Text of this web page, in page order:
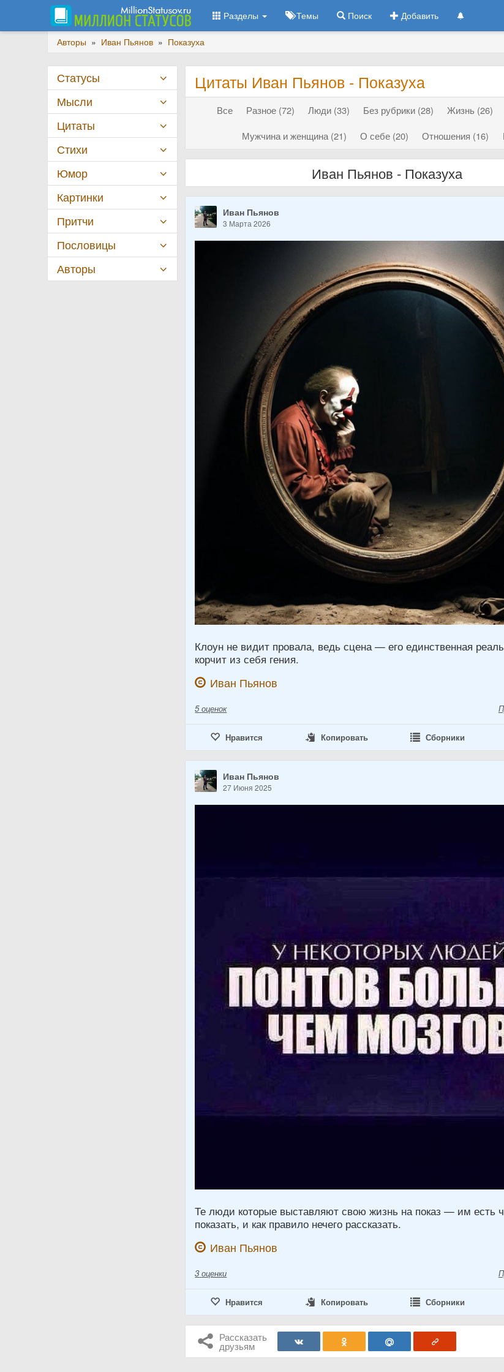
Разделы Темы Поиск Добавить
Авторы » Иван Пьянов » Показуха
Цитаты Иван Пьянов - Показуха
Все Разное (72) Люди (33) Без рубрики (28) Жизнь (26)
Мужчина и женщина (21)
О себе (20) Отношения (16)
Иван Пьянов - Показуха
Иван Пьянов
3 Марта 2026
Клоун не видит провала, ведь сцена — его единственная
корчит из себя гения.
Иван Пьянов
5 оценок
Нравится Копировать Сборники
Иван Пьянов
27 Июня 2025
Те люди которые выставляют свою жизнь на показ — им есть
показать, и как правило нечего рассказать.
Иван Пьянов
3 оценки
Нравится Копировать Сборники
Рассказать
друзьям
Статусы
Мысли
Цитаты
Стихи
Юмор
Картинки
Притчи
Пословицы
Авторы